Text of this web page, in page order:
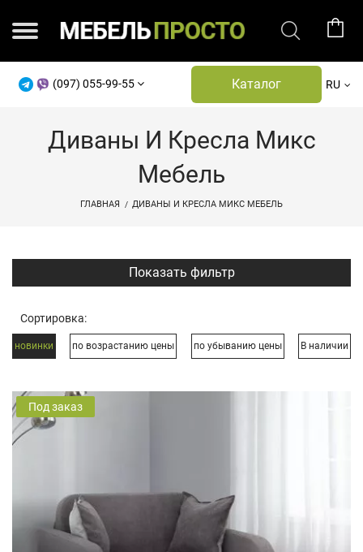
(097) 055-99-55 Каталог RU
Диваны И Кресла Микс
Мебель
ГЛАВНАЯ ДИВАНЫ И КРЕСЛА МИКС МЕБЕЛЬ
Сортировка:
новинки по возрастанию цены по убыванию цены В наличии
Под заказ
Показать фильтр